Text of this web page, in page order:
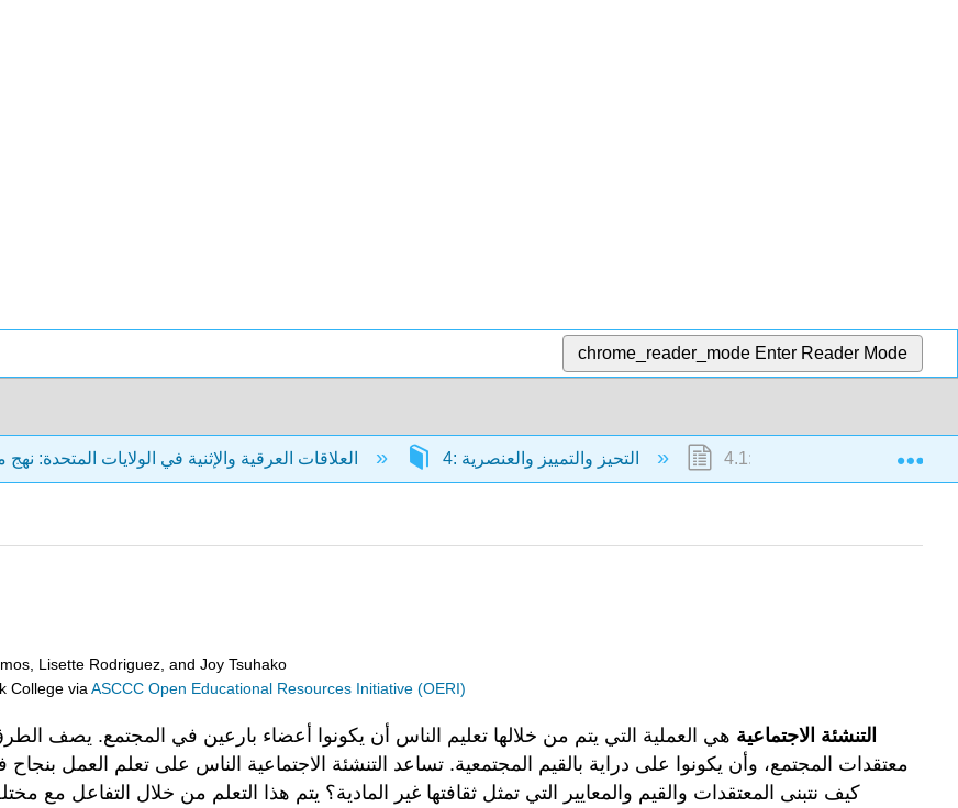
chrome_reader_mode Enter Reader Mode
4.1: التنشئة الاجتماعية والثقافة
Lisette Rodriguez, and Joy Tsuhako
College viaASCCC Open Educational Resources Initiative (OERI)
التنشئة الاجتماعية هي العملية التي يتم من خلالها تعليم الناس أن يكونوا أعضاء بارعين في المجتمع. يصف
معتقدات المجتمع، وأن يكونوا على دراية بالقيم المجتمعية. تساعد التنشئة الاجتماعية الناس على تعلم العمل
كيف نتبنى المعتقدات والقيم والمعايير التي تمثل ثقافتها غير المادية؟ يتم هذا التعلم من خلال التفاعل مع